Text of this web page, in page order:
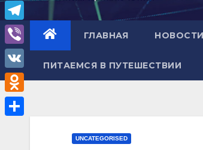
ГЛАВНАЯ
ПИТАЕМСЯ В ПУТЕШЕСТВИИ
UNCATEGORISED
W
h
a
A
T
e
l
e
g
V
i
b
e
V
K
O